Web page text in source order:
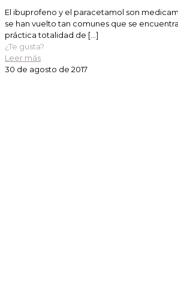
El ibuprofeno y el paracetamol son
se han vuelto tan comunes que se
práctica totalidad de […]
¿Te gusta?
Leer más
30 de agosto de 2017